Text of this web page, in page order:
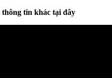
thông tin khác tại đây